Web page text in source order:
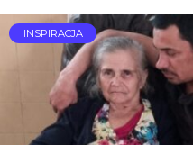
INSPIRACJA